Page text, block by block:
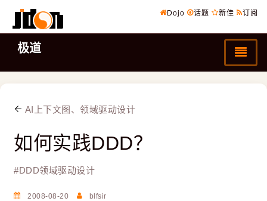
Dojo 话题 新佳 订阅
极道
AI上下文图、领域驱动设计
如何实践DDD？
#DDD领域驱动设计
2008-08-20 blfsir